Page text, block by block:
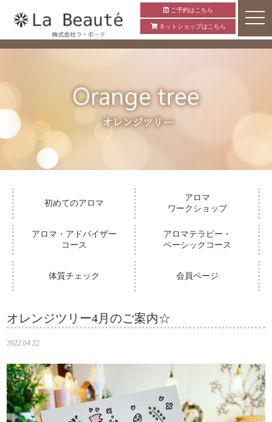
ご予約はこちら
ネットショップはこちら
初めてのアロマ
アロマ
ワークショップ
アロマ・アドバイザー
コース
アロマテラピー・
ベーシックコース
体質チェック 会員ページ
オレンジツリー4月のご案内☆
2022.04.22